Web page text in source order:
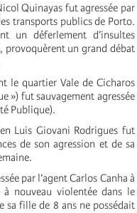
Quinayas fut agressée par
transports publics de Porto.
un déferlement d’insultes
provoquèrent un grand débat
le quartier Vale de Cicharos
») fut sauvagement agressée
Publique).
Luis Giovani Rodrigues fut
de son agression et de sa
par l’agent Carlos Canha à
à nouveau violentée dans le
sa fille de 8 ans ne possédait